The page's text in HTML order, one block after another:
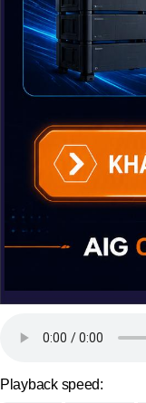
Playback speed: